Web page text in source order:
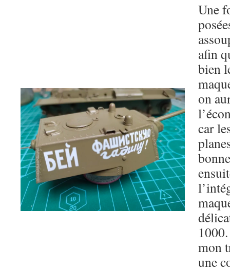
Une
afin
bien
on
car
mon
une